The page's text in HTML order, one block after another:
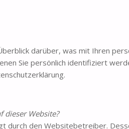
darüber, was mit Ihren
Sie persönlich identifiziert
dieser Website?
durch den Websitebetreiber.